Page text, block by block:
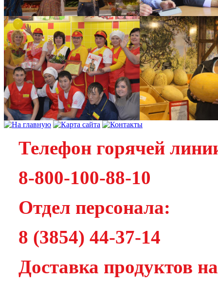
Телефон горячей
8-800-100-88-10
Отдел персонала:
8 (3854) 44-37-14
Доставка продуктов